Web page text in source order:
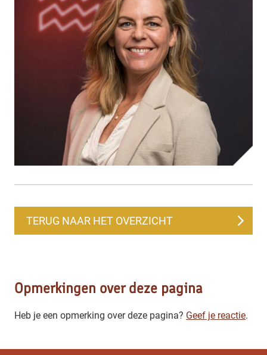
TERUG NAAR HET OVERZICHT
Opmerkingen over deze pagina
Heb je een opmerking over deze pagina? Geef je reactie.